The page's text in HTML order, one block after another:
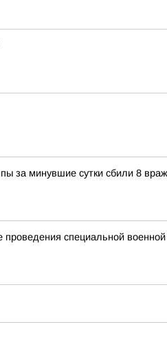
за минувшие сутки сбили 8
специальной военной